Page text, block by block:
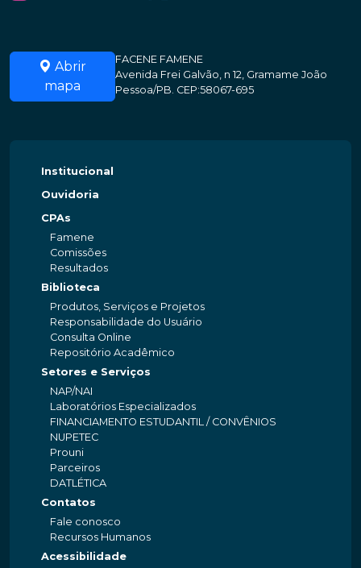
Abrir
mapa
FACENE FAMENE
Avenida Frei Galvão, n 12, Gramame João
Pessoa/PB. CEP:58067-695
Institucional
Ouvidoria
CPAs
Famene
Comissões
Resultados
Biblioteca
Produtos, Serviços e Projetos
Responsabilidade do Usuário
Consulta Online
Repositório Acadêmico
Setores e Serviços
NAP/NAI
Laboratórios Especializados
FINANCIAMENTO ESTUDANTIL / CONVÊNIOS
NUPETEC
Prouni
Parceiros
DATLÉTICA
Contatos
Fale conosco
Recursos Humanos
Acessibilidade